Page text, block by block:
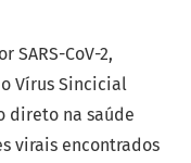
SARS-CoV-2,
Vírus Sincicial
direto na saúde
virais encontrados